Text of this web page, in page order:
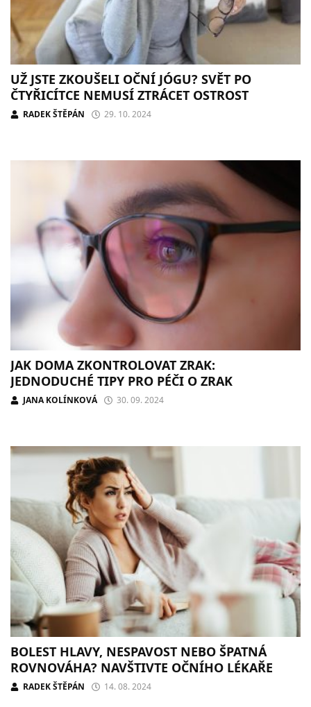
UŽ JSTE ZKOUŠELI OČNÍ JÓGU? SVĚT PO
ČTYŘICÍTCE NEMUSÍ ZTRÁCET OSTROST
RADEK ŠTĚPÁN 29. 10. 2024
JAK DOMA ZKONTROLOVAT ZRAK:
JEDNODUCHÉ TIPY PRO PÉČI O ZRAK
JANA KOLÍNKOVÁ 30. 09. 2024
BOLEST HLAVY, NESPAVOST NEBO ŠPATNÁ
ROVNOVÁHA? NAVŠTIVTE OČNÍHO LÉKAŘE
RADEK ŠTĚPÁN 14. 08. 2024